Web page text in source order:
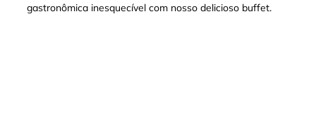
gastronômica inesquecível com nosso delicioso buffet.